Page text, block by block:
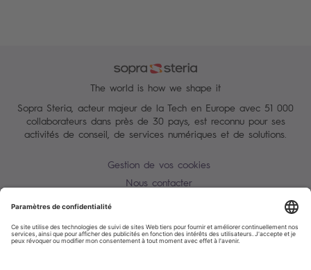
The world is how we shape it
Sopra Steria, acteur majeur de la Tech en Europe avec 51 000
collaborateurs dans près de 30 pays, est reconnu pour ses
activités de conseil, de services numériques et de solutions.
Gestion de vos cookies
Nous contacter
Alerte Tentative d'escroquerie / usurpation d'identité